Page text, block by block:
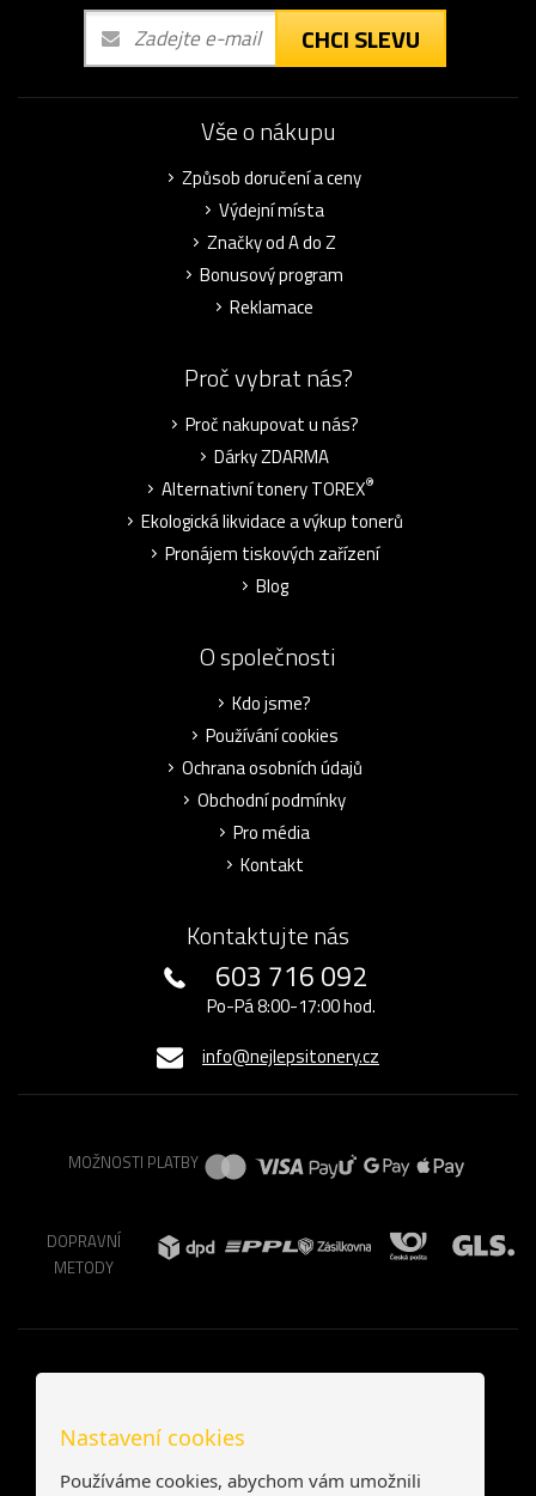
CHCI SLEVU
Vše o nákupu
Způsob doručení a ceny
Výdejní místa
Značky od A do Z
Bonusový program
Reklamace
Proč vybrat nás?
Proč nakupovat u nás?
Dárky ZDARMA
Alternativní tonery TOREX®
Ekologická likvidace a výkup tonerů
Pronájem tiskových zařízení
Blog
O společnosti
Kdo jsme?
Používání cookies
Ochrana osobních údajů
Obchodní podmínky
Pro média
Kontakt
Kontaktujte nás
603 716 092
Po-Pá 8:00-17:00 hod.
info@nejlepsitonery.cz
MOŽNOSTI PLATBY
DOPRAVNÍ
METODY
Nastavení cookies
Používáme cookies, abychom vám umožnili